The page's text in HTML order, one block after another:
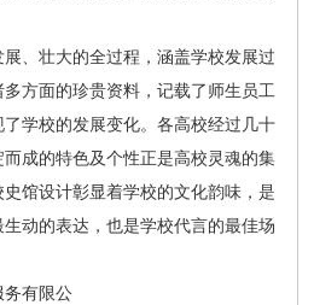
、壮大的全过程，涵盖学校发展过
方面的珍贵资料，记载了师生员工
学校的发展变化。各高校经过几十
成的特色及个性正是高校灵魂的集
馆设计彰显着学校的文化韵味，是
动的表达，也是学校代言的最佳场
务有限公